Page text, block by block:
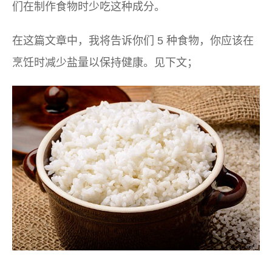
们在制作食物时少吃这种成分。
在这篇文章中，我将告诉你们 5 种食物，你应该在
烹饪时减少盐量以保持健康。见下文；